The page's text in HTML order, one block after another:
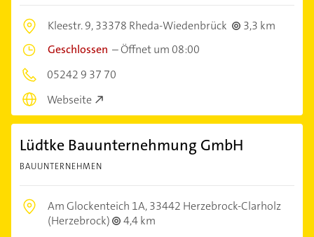
Kleestr. 9,33378 Rheda-Wiedenbrück
3,3 km
Geschlossen –Öffnet um 08:00
05242 9 37 70
Webseite
Lüdtke Bauunternehmung GmbH
BAUUNTERNEHMEN
Am Glockenteich 1A,33442 Herzebrock-Clarholz
(Herzebrock)
4,4 km